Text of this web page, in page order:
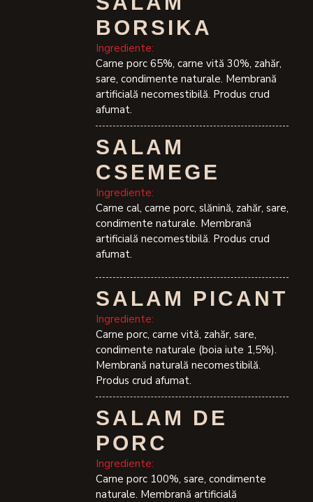
BORSIKA
Ingrediente:
Carne porc 65%, carne vită 30%, zahăr,
sare, condimente naturale. Membrană
artificială necomestibilă. Produs crud
afumat.
SALAM
CSEMEGE
Ingrediente:
Carne cal, carne porc, slănină, zahăr, sare,
condimente naturale. Membrană
artificială necomestibilă. Produs crud
afumat.
SALAM PICANT
Ingrediente:
Carne porc, carne vită, zahăr, sare,
condimente naturale (boia iute 1,5%).
Membrană naturală necomestibilă.
Produs crud afumat.
SALAM DE
PORC
Ingrediente:
Carne porc 100%, sare, condimente
naturale. Membrană artificială